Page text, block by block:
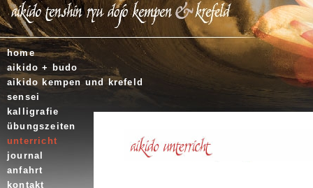
home
aikido + budo
aikido kempen und krefeld
sensei
kalligrafie
übungszeiten
unterricht
journal
anfahrt
kontakt